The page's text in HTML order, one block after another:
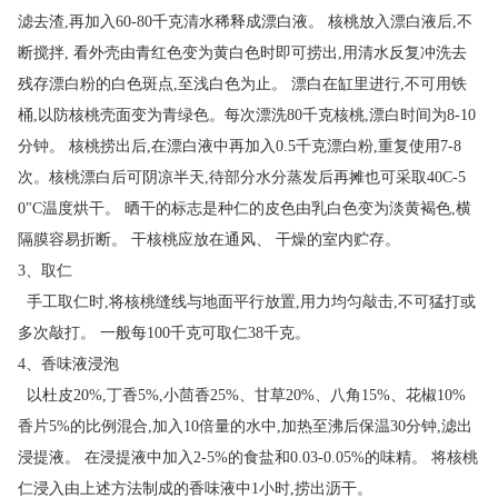
滤去渣,再加入60-80千克清水稀释成漂白液。 核桃放入漂白液后,不
断搅拌, 看外壳由青红色变为黄白色时即可捞出,用清水反复冲洗去
残存漂白粉的白色斑点,至浅白色为止。 漂白在缸里进行,不可用铁
桶,以防核桃壳面变为青绿色。每次漂洗80千克核桃,漂白时间为8-10
分钟。 核桃捞出后,在漂白液中再加入0.5千克漂白粉,重复使用7-8
次。核桃漂白后可阴凉半天,待部分水分蒸发后再摊也可采取40C-5
0"C温度烘干。 晒干的标志是种仁的皮色由乳白色变为淡黄褐色,横
隔膜容易折断。 干核桃应放在通风、 干燥的室内贮存。
3、取仁
手工取仁时,将核桃缝线与地面平行放置,用力均匀敲击,不可猛打或
多次敲打。 一般每100千克可取仁38千克。
4、香味液浸泡
以杜皮20%,丁香5%,小茴香25%、甘草20%、八角15%、花椒10%
香片5%的比例混合,加入10倍量的水中,加热至沸后保温30分钟,滤出
浸提液。 在浸提液中加入2-5%的食盐和0.03-0.05%的味精。 将核桃
仁浸入由上述方法制成的香味液中1小时,捞出沥干。